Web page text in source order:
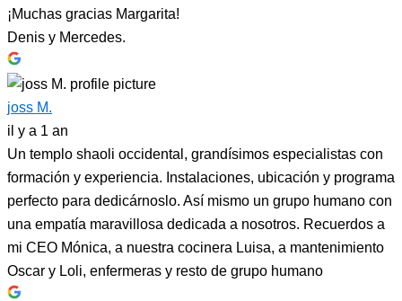
¡Muchas gracias Margarita!
Denis y Mercedes.
joss M.
il y a 1 an
Un templo shaoli occidental, grandísimos especialistas con
formación y experiencia. Instalaciones, ubicación y programa
perfecto para dedicárnoslo. Así mismo un grupo humano con
una empatía maravillosa dedicada a nosotros. Recuerdos a
mi CEO Mónica, a nuestra cocinera Luisa, a mantenimiento
Oscar y Loli, enfermeras y resto de grupo humano